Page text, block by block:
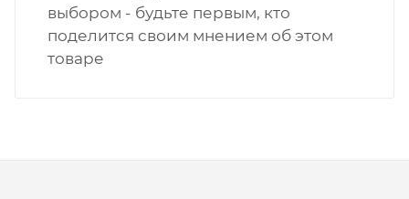
выбором - будьте первым, кто
поделится своим мнением об этом
товаре